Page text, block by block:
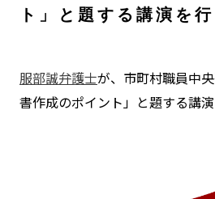
ト」と題する講演を
服部誠弁護士が、市町村職員中
書作成のポイント」と題する講演